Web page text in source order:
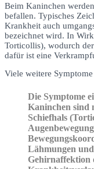
Beim Kaninchen
befallen. Typisches
Krankheit auch
bezeichnet wird. In
Torticollis), wodurch
dafür ist eine
Viele weitere
Die Symptome
Kaninchen sind
Schiefhals
Lähmungen
Gehirnaffektion